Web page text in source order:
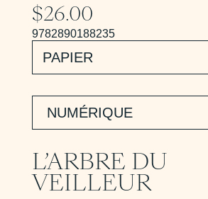
$26.00
9782890188235
PAPIER
NUMÉRIQUE
L’ARBRE DU
VEILLEUR